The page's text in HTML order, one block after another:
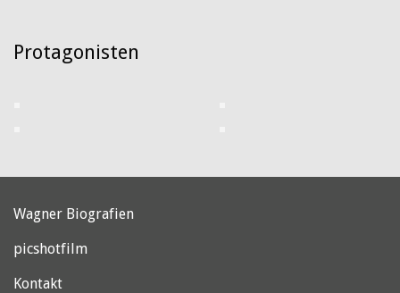
Protagonisten
100
101
Wagner Biografien
picshotfilm
Kontakt